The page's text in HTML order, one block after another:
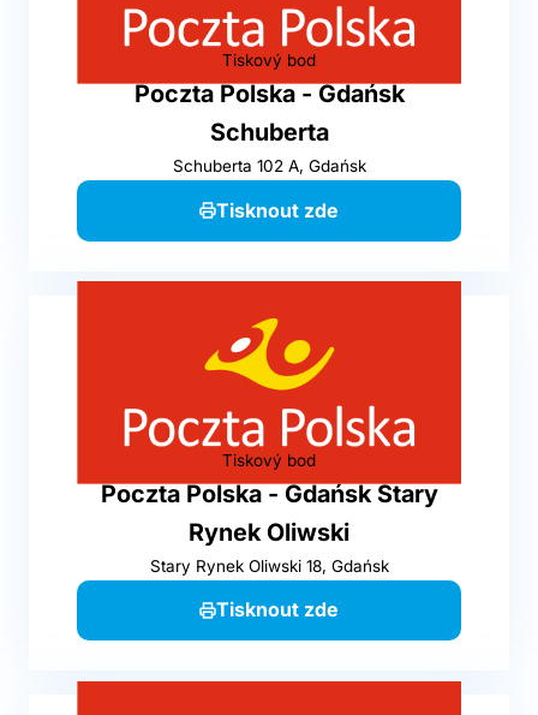
Tiskový bod
Poczta Polska - Gdańsk
Schuberta
Schuberta 102 A, Gdańsk
Tisknout zde
Tiskový bod
Poczta Polska - Gdańsk Stary
Rynek Oliwski
Stary Rynek Oliwski 18, Gdańsk
Tisknout zde